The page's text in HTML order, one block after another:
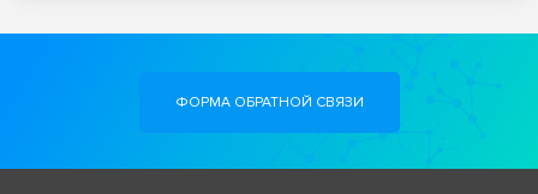
ФОРМА ОБРАТНОЙ СВЯЗИ